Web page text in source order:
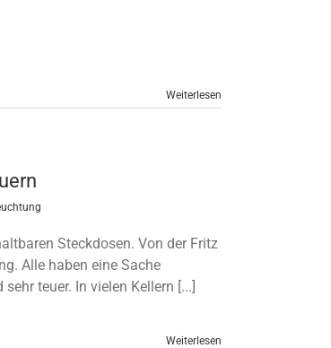
Weiterlesen
Steckdosen. Von der Fritz
Alle haben eine Sache
teuer. In vielen Kellern [...]
Weiterlesen